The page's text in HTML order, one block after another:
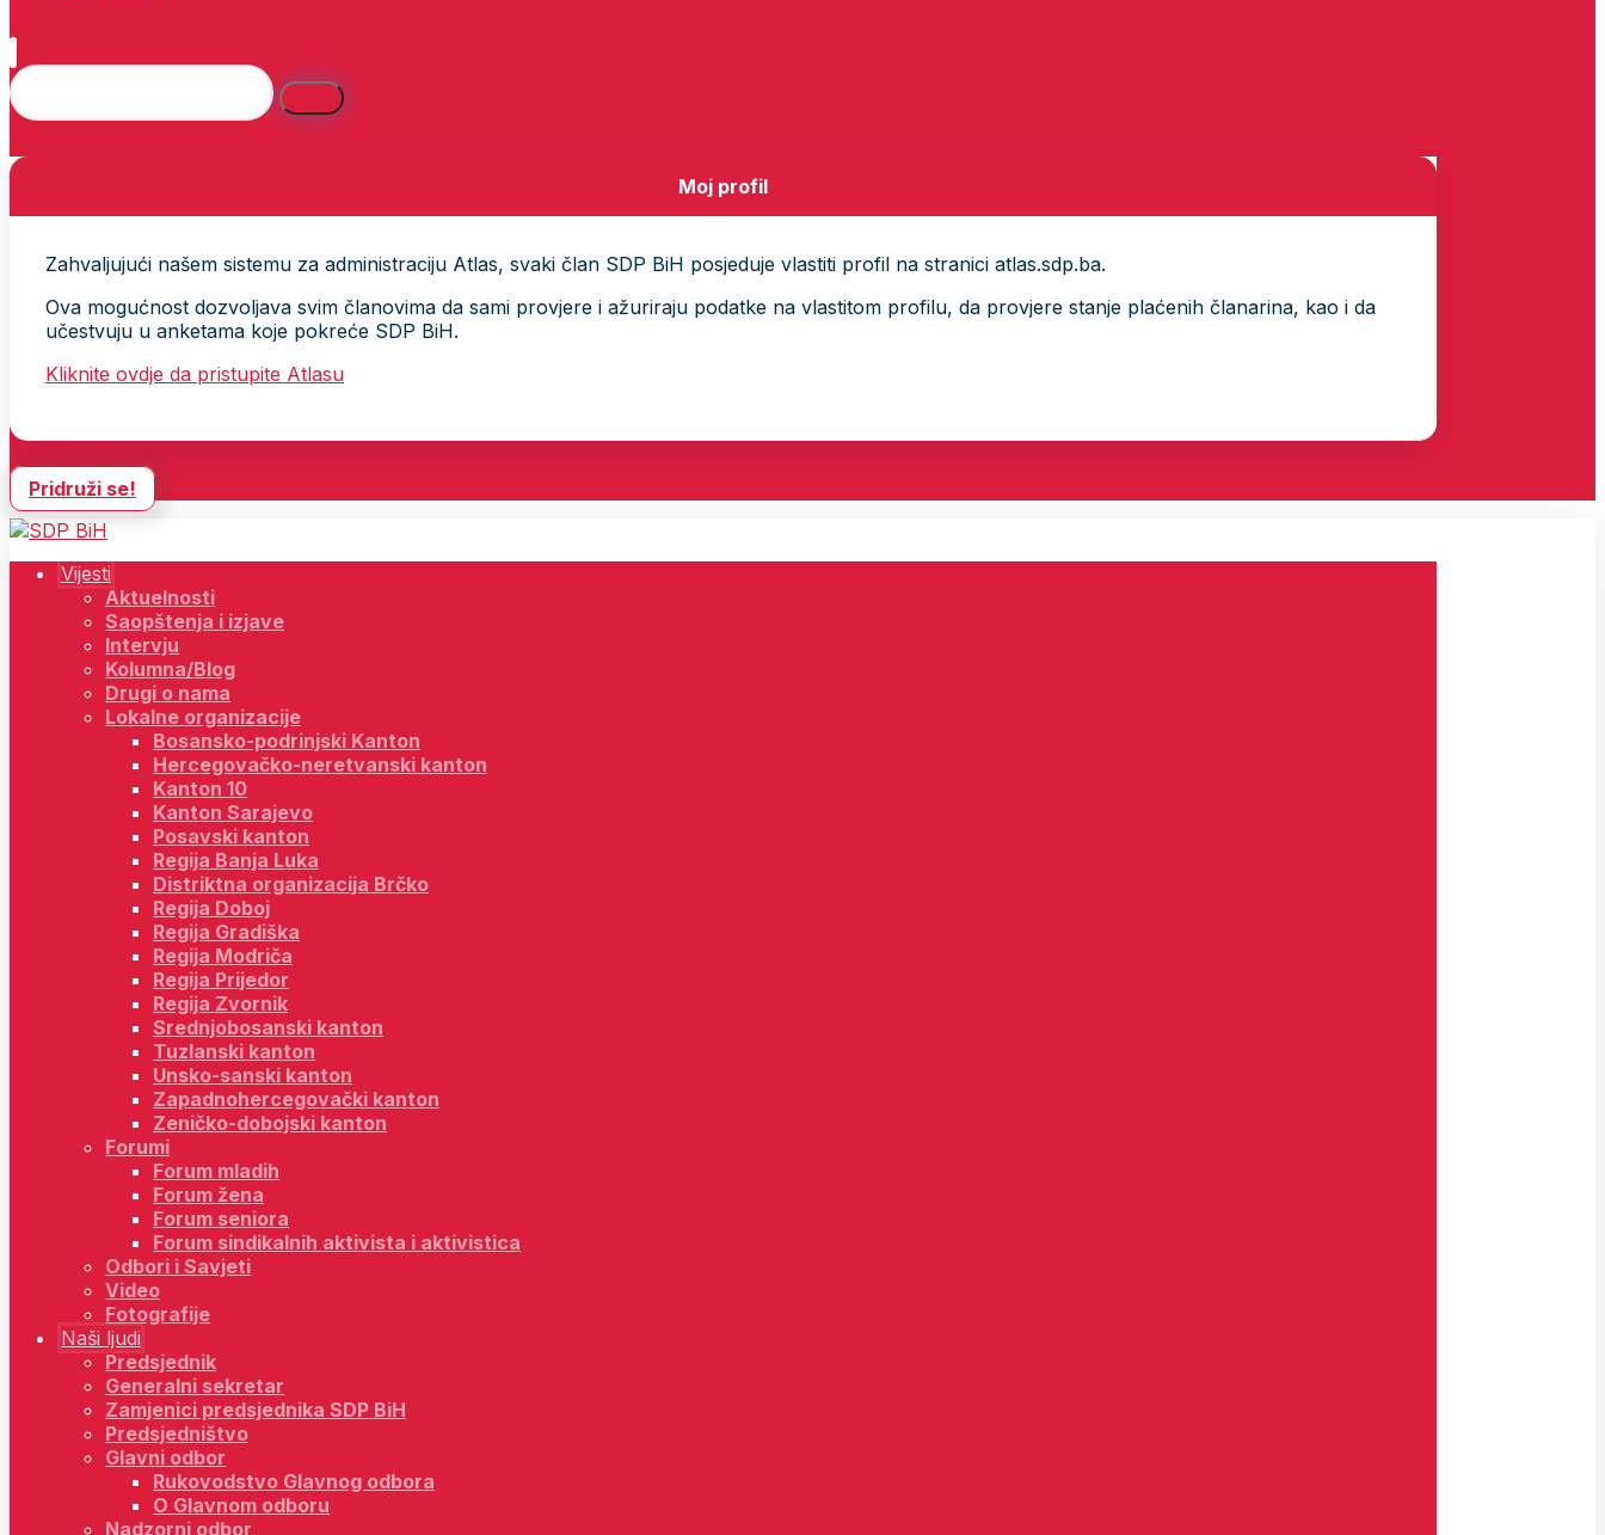
Moj profil
Zahvaljujući našem sistemu za administraciju Atlas, svaki član SDP BiH posjeduje vlastiti profil na stranici atlas.sdp.ba.
Ova mogućnost dozvoljava svim članovima da sami provjere i ažuriraju podatke na vlastitom profilu, da provjere stanje plaćenih članarina, kao i da
učestvuju u anketama koje pokreće SDP BiH.
Kliknite ovdje da pristupite Atlasu
Pridruži se!
Vijesti
Aktuelnosti
Saopštenja i izjave
Intervju
Kolumna/Blog
Drugi o nama
Lokalne organizacije
Bosansko-podrinjski Kanton
Hercegovačko-neretvanski kanton
Kanton 10
Kanton Sarajevo
Posavski kanton
Regija Banja Luka
Distriktna organizacija Brčko
Regija Doboj
Regija Gradiška
Regija Modriča
Regija Prijedor
Regija Zvornik
Srednjobosanski kanton
Tuzlanski kanton
Unsko-sanski kanton
Zapadnohercegovački kanton
Zeničko-dobojski kanton
Forumi
Forum mladih
Forum žena
Forum seniora
Forum sindikalnih aktivista i aktivistica
Odbori i Savjeti
Video
Fotografije
Naši ljudi
Predsjednik
Generalni sekretar
Zamjenici predsjednika SDP BiH
Predsjedništvo
Glavni odbor
Rukovodstvo Glavnog odbora
O Glavnom odboru
Nadzorni odbor